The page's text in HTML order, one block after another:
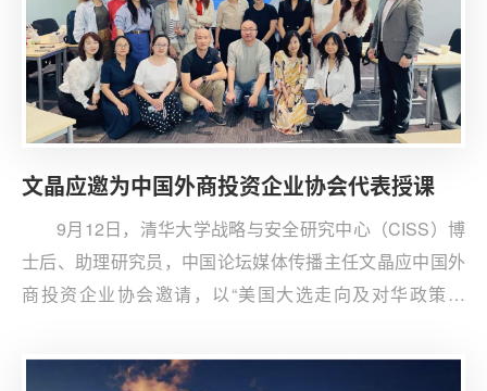
文晶应邀为中国外商投资企业协会代表授课
9月12日，清华大学战略与安全研究中心（CISS）博
士后、助理研究员，中国论坛媒体传播主任文晶应中国外
商投资企业协会邀请，以“美国大选走向及对华政策预
详细介绍了当前美国大选的态势，分析了今年大选的可能